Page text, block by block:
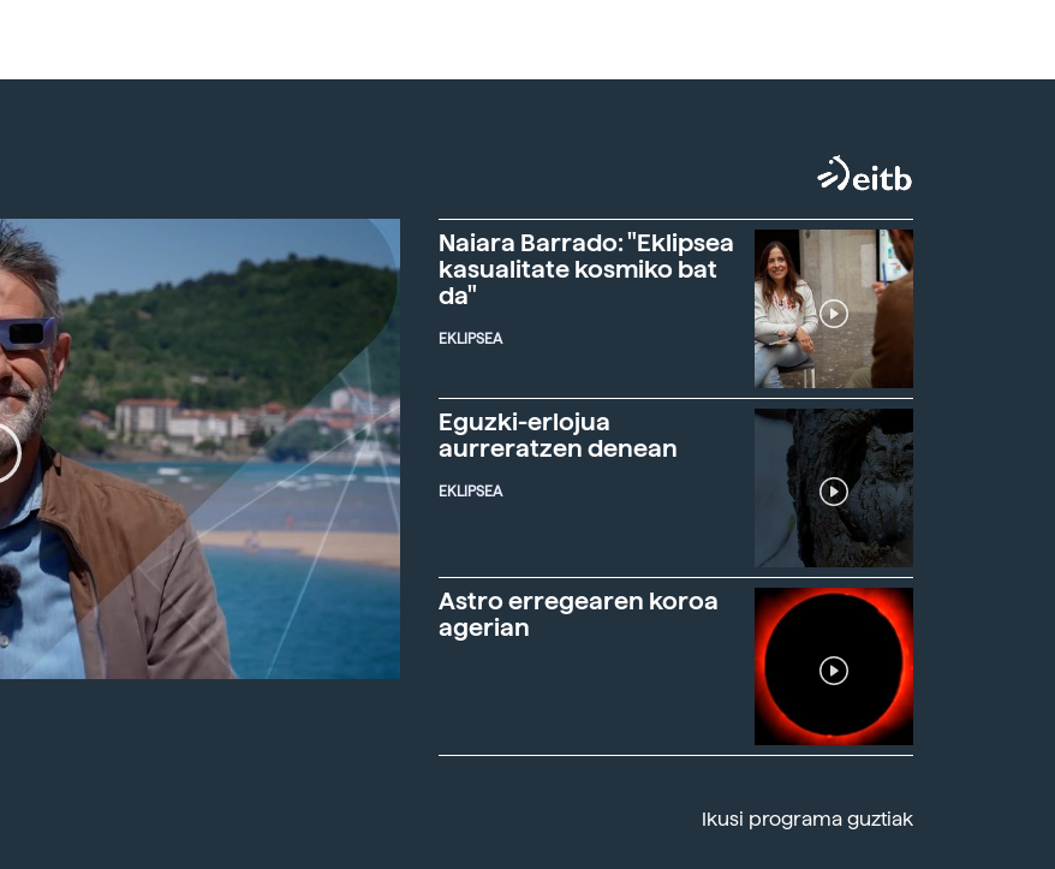
Naiara Barrado: "Eklipsea
kasualitate kosmiko bat
da"
EKLIPSEA
Eguzki-erlojua
aurreratzen denean
EKLIPSEA
Astro erregearen koroa
agerian
Ikusi programa guztiak